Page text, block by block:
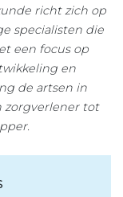
richt zich op
specialisten die
een focus op
en
de artsen in
zorgverlener tot